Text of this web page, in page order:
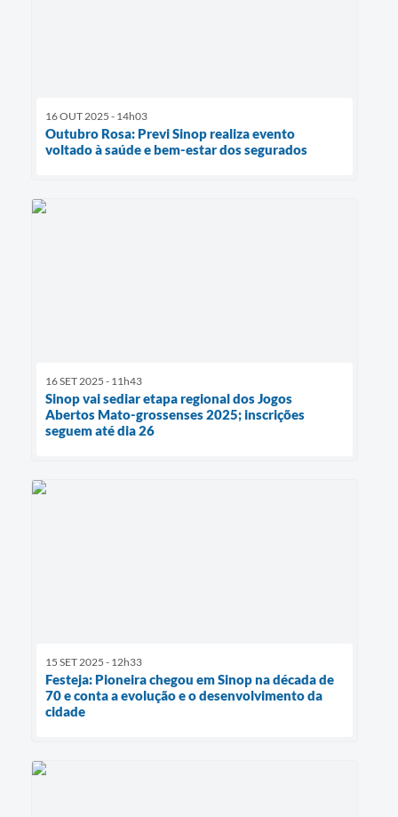
16 OUT 2025 - 14h03
Outubro Rosa: Previ Sinop realiza evento
voltado à saúde e bem-estar dos segurados
16 SET 2025 - 11h43
Sinop vai sediar etapa regional dos Jogos
Abertos Mato-grossenses 2025; inscrições
seguem até dia 26
15 SET 2025 - 12h33
Festeja: Pioneira chegou em Sinop na década de
70 e conta a evolução e o desenvolvimento da
cidade